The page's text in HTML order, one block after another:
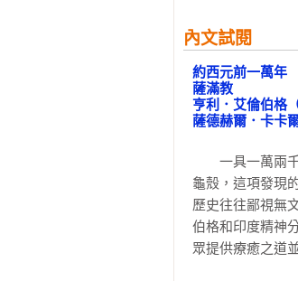
西元1840年／幼
西元1848年／費
西元1851年／更
西元1859年／心
西元1861年／腦
西元1866年／唐
西元1867年／臉
西元1867年／感
西元1871年／聯
徒的核心要素。
（public apathy
因素就是在緊急
我的專業生涯，
民區度過清寒
最重要的是養成
力量，哪些人你
注、何時棄牌，
具備哪種本領，
內文試閱
約西元前一萬年
薩滿教
亨利．艾倫伯格
薩德赫爾．卡卡
一具一萬兩千
龜殼，這項發現
歷史往往鄙視無
伯格和印度精神
眾提供療癒之道